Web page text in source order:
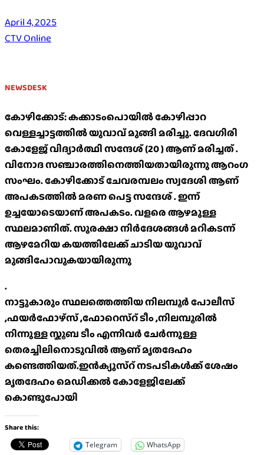
April 4, 2025
CTV Online
NEWSDESK
കോഴിക്കോട്: കക്കാടംപൊയിൽ കോഴിപ്പാറ
വെള്ളച്ചാട്ടത്തിൽ യുവാവ് മുങ്ങി മരിച്ചു. ദേവഗിരി
കോളേജ് വിദ്യാർത്ഥി സന്ദേശ് (20 ) ആണ് മരിച്ചത് .
വിനോദ സഞ്ചാരത്തിനെത്തിയതായിരുന്നു ആറം​ഗ
സംഘം. കോഴിക്കോട് ചേവരമ്പലം സ്വദേശി ആണ്
അപകടത്തിൽ മരണ പെട്ട സന്ദേശ് . ഇന്ന്
ഉച്ചയോടെയാണ് അപകടം. വളരെ ആഴമുള്ള
സ്ഥലമാണിത്. സുരക്ഷാ നിർദേശങ്ങൾ മറികടന്ന്
ആഴമേറിയ കയത്തിലേക്ക് ചാടിയ യുവാവ്
മുങ്ങിപോവുകയായിരുന്നു
.
നാട്ടുകാരും സ്ഥലത്തെത്തിയ നിലമ്പൂർ പോലീസ്
,ഫയർഫോഴ്സ് ,ഫോറെസ്റ് ടീം ,നിലമ്പൂരിൽ
നിന്നുള്ള സ്കൂബ ടീം എന്നിവർ ചേർന്നുള്ള
തെരച്ചിലിനൊടുവിൽ ആണ് മൃതദേഹം
കണ്ടെത്തിയത്.ഇൻക്യുസ്റ് നടപടികൾക്ക് ശേഷം
മൃതദേഹം മെഡിക്കൽ കോളേജിലേക്ക്
കൊണ്ടുപോയി
Share this:
Telegram WhatsApp